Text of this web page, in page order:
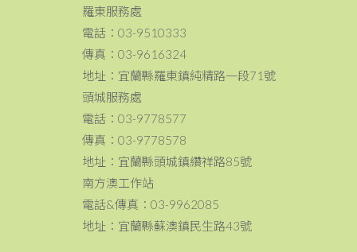
羅東服務處
電話：03-9510333
傳真：03-9616324
地址：宜蘭縣羅東鎮純精路一段71號
頭城服務處
電話：03-9778577
傳真：03-9778578
地址：宜蘭縣頭城鎮纘祥路85號
南方澳工作站
電話&傳真：03-9962085
地址：宜蘭縣蘇澳鎮民生路43號